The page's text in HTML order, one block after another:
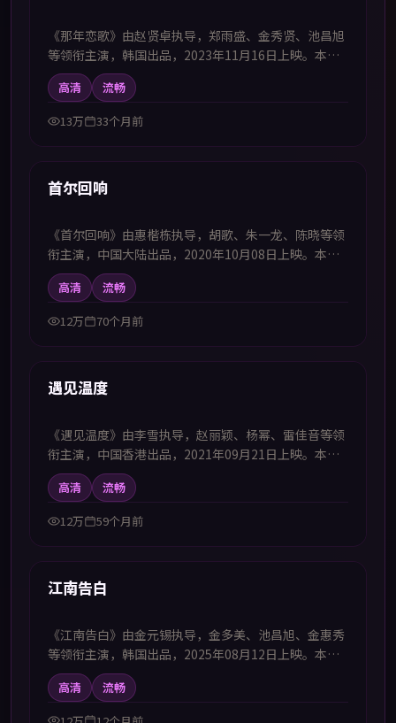
《那年恋歌》由赵贤卓执导，郑雨盛、金秀贤、池昌旭
等领衔主演，韩国出品，2023年11月16日上映。本剧
集提供中韩双语字幕，支持1080P高清播放，属喜剧题
材，群像互动不断制造笑点同时治愈人心，适合喜欢中
韩字幕电视剧高清播放的观众追看。
高清
流畅
13万
33个月前
热播
首尔回响
《首尔回响》由惠楷栋执导，胡歌、朱一龙、陈晓等领
衔主演，中国大陆出品，2020年10月08日上映。本剧
集提供中韩双语字幕，支持1080P高清播放，属爱情题
材，在重逢与抉择中刻画成年人式的爱情与成长，适合
喜欢中韩字幕电视剧高清播放的观众追看。
高清
流畅
12万
70个月前
热播
遇见温度
《遇见温度》由李雪执导，赵丽颖、杨幂、雷佳音等领
衔主演，中国香港出品，2021年09月21日上映。本剧
集提供中韩双语字幕，支持1080P高清播放，属冒险题
材，以探索未知地域推动人物关系变化，适合喜欢中韩
字幕电视剧高清播放的观众追看。
高清
流畅
12万
59个月前
热播
江南告白
《江南告白》由金元锡执导，金多美、池昌旭、金惠秀
等领衔主演，韩国出品，2025年08月12日上映。本剧
集提供中韩双语字幕，支持1080P高清播放，属犯罪题
材，正邪交锋中揭露灰色地带的人性选择，适合喜欢中
韩字幕电视剧高清播放的观众追看。
高清
流畅